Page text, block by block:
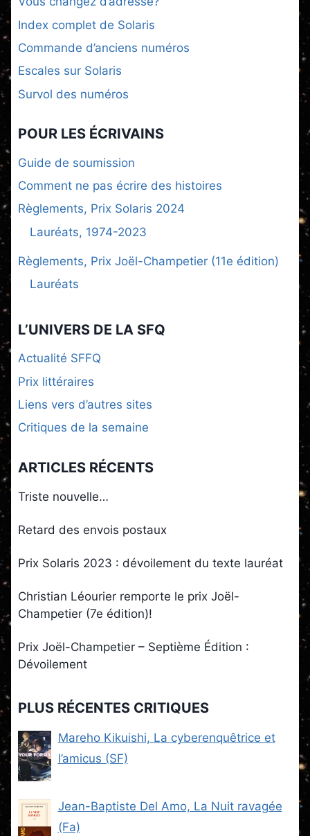
Index complet de Solaris
Commande d’anciens numéros
Escales sur Solaris
Survol des numéros
POUR LES ÉCRIVAINS
Guide de soumission
Comment ne pas écrire des histoires
Règlements, Prix Solaris 2024
Lauréats, 1974-2023
Règlements, Prix Joël-Champetier (11e édition)
Lauréats
L’UNIVERS DE LA SFQ
Actualité SFFQ
Prix littéraires
Liens vers d’autres sites
Critiques de la semaine
ARTICLES RÉCENTS
Triste nouvelle…
Retard des envois postaux
Prix Solaris 2023 : dévoilement du texte lauréat
Christian Léourier remporte le prix Joël-
Champetier (7e édition)!
Prix Joël-Champetier – Septième Édition :
Dévoilement
PLUS RÉCENTES CRITIQUES
Mareho Kikuishi, La cyberenquêtrice et
l’amicus (SF)
Jean-Baptiste Del Amo, La Nuit ravagée
(Fa)